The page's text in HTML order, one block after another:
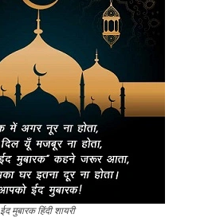
ईद मुबारक हिंदी शायरी